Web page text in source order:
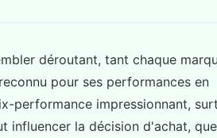
déroutant, tant chaque
pour ses performances en
performance impressionnant,
influencer la décision d'achat,